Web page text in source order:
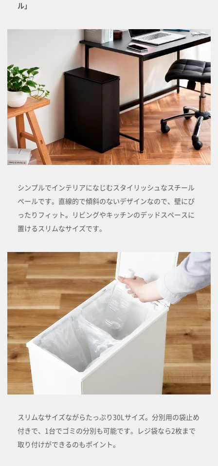
ル」
シンプルでインテリアになじむスタイリッシュなスチール
ペールです。直線的で傾斜のないデザインなので、壁にぴ
ったりフィット。リビングやキッチンのデッドスペースに
置けるスリムなサイズです。
スリムなサイズながらたっぷり30Lサイズ。分別用の袋止め
付きで、1台でゴミの分別も可能です。レジ袋なら2枚まで
取り付けができるのもポイント。